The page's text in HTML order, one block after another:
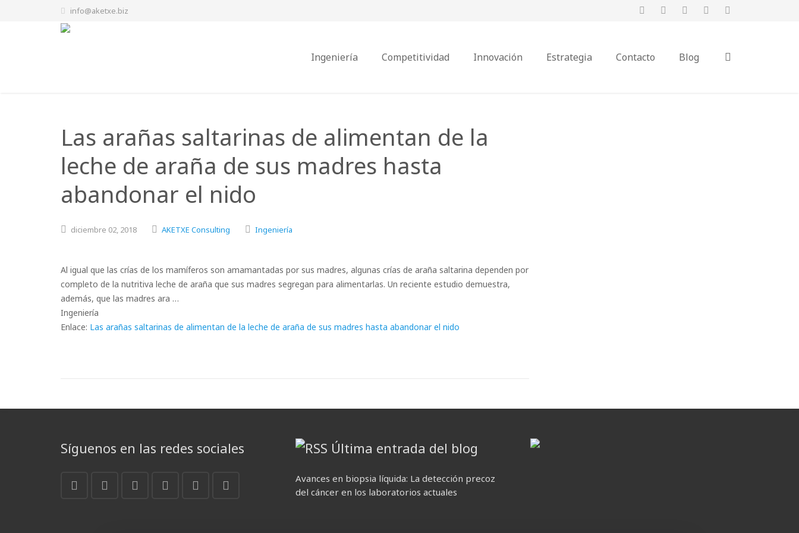
info@aketxe.biz
Ingeniería Competitividad Innovación Estrategia Contacto Blog
Las arañas saltarinas de alimentan de la
leche de araña de sus madres hasta
abandonar el nido
diciembre 02, 2018 AKETXE Consulting Ingeniería
Al igual que las crías de los mamíferos son amamantadas por sus madres, algunas crías de araña saltarina dependen por
completo de la nutritiva leche de araña que sus madres segregan para alimentarlas. Un reciente estudio demuestra,
además, que las madres ara …
Ingeniería
Enlace: Las arañas saltarinas de alimentan de la leche de araña de sus madres hasta abandonar el nido
Síguenos en las redes sociales Última entrada del blog
Avances en biopsia líquida: La detección precoz
del cáncer en los laboratorios actuales